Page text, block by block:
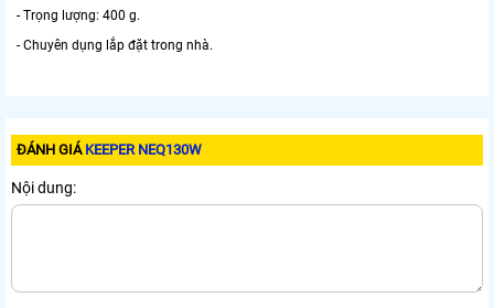
- Trọng lượng: 400 g.
- Chuyên dụng lắp đặt trong nhà.
ĐÁNH GIÁ KEEPER NEQ130W
Nội dung: